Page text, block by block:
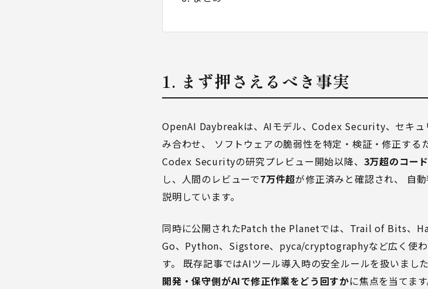
1. まず押さえるべき事実
OpenAI Daybreakは、AIモデル、Codex Security、セキュ
み合わせ、 ソフトウェアの脆弱性を特定・検証・修正する
Codex Securityの研究プレビュー開始以降、 3万超のコー
し、人間のレビューで7万件超が修正済みと確認され、 自
説明しています。
同時に公開されたPatch the Planetでは、Trail of Bits、
Go、Python、Sigstore、pyca/cryptographyなど広く使わ
す。 既存記事ではAIツール導入時の安全ルールを扱いまし
開発・保守側がAIで修正作業をどう回すかに焦点を当てます